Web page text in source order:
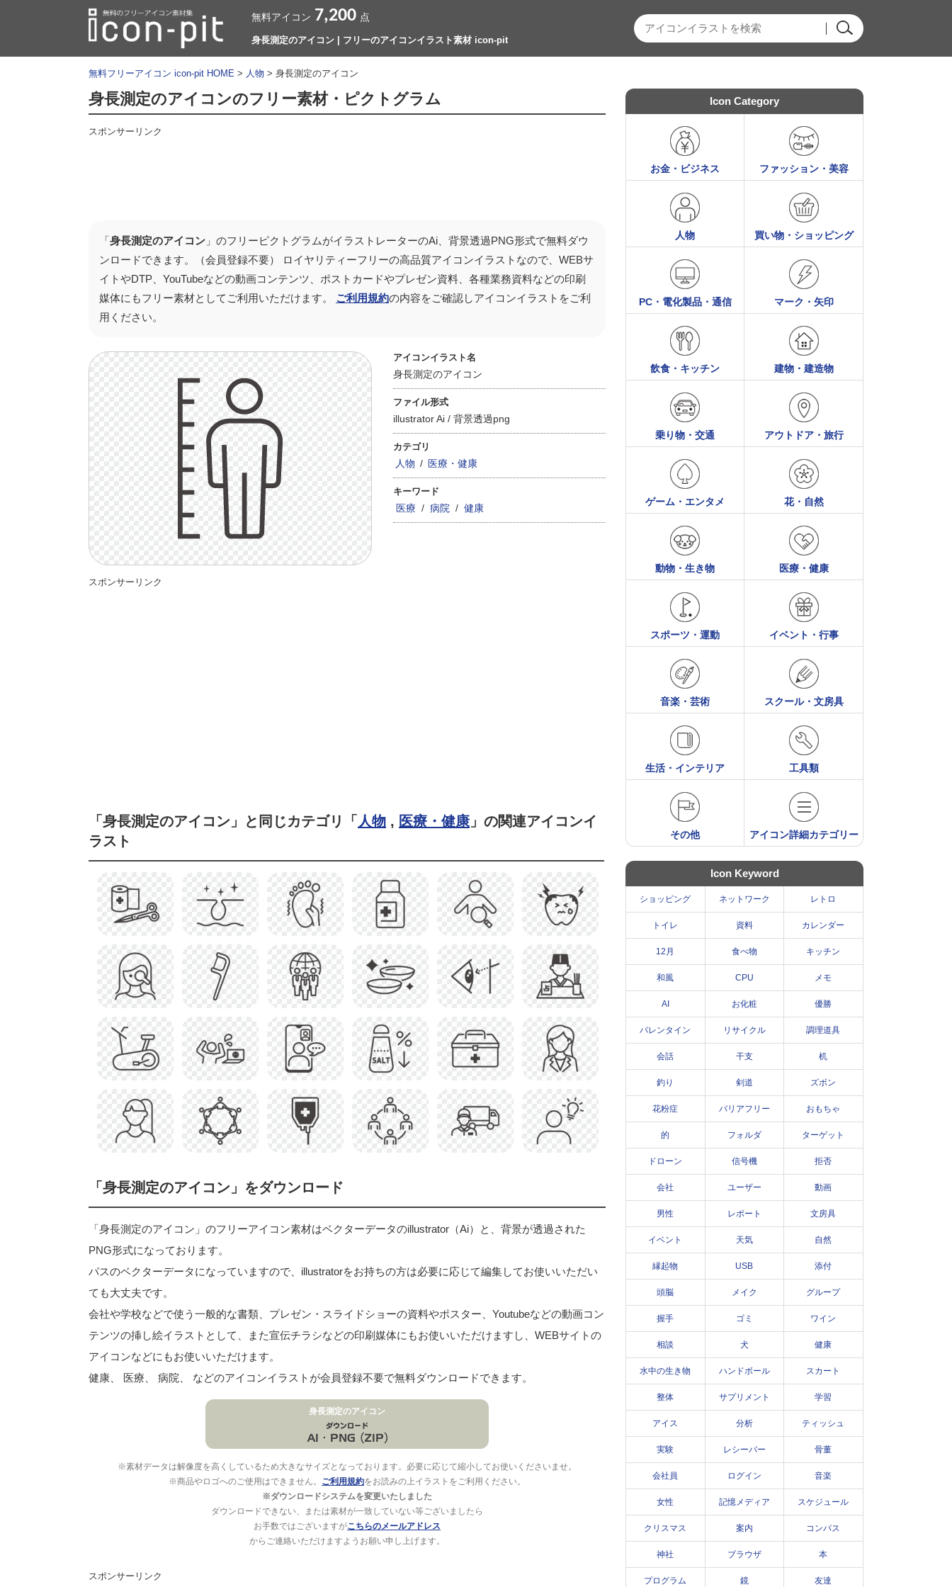
無料アイコン 7,200 点
身長測定のアイコン | フリーのアイコンイラスト素材 icon-pit
無料フリーアイコン icon-pit HOME > 人物 > 身長測定のアイコン
身長測定のアイコンのフリー素材・ピクトグラム
スポンサーリンク
「身長測定のアイコン 」のフリーピクトグラムがイラストレーターのAi、背景透過PNG形式で無料ダウ
ンロードできます。（会員登録不要） ロイヤリティーフリーの高品質アイコンイラストなので、WEBサ
イトやDTP、YouTubeなどの動画コンテンツ、ポストカードやプレゼン資料、各種業務資料などの印刷
媒体にもフリー素材としてご利用いただけます。 ご利用規約の内容をご確認しアイコンイラストをご利
用ください。
アイコンイラスト名
身長測定のアイコン
ファイル形式
illustrator Ai / 背景透過png
カテゴリ
人物 / 医療・健康
キーワード
医療 / 病院 / 健康
スポンサーリンク
「身長測定のアイコン」と同じカテゴリ「 人物 , 医療・健康 」の関連アイコンイ
ラスト
「身長測定のアイコン」をダウンロード
「身長測定のアイコン」のフリーアイコン素材はベクターデータのillustrator（Ai）と、背景が透過された
PNG形式になっております。
パスのベクターデータになっていますので、illustratorをお持ちの方は必要に応じて編集してお使いいただい
ても大丈夫です。
会社や学校などで使う一般的な書類、プレゼン・スライドショーの資料やポスター、Youtubeなどの動画コン
テンツの挿し絵イラストとして、また宣伝チラシなどの印刷媒体にもお使いいただけますし、WEBサイトの
アイコンなどにもお使いいただけます。
健康、 医療、 病院、 などのアイコンイラストが会員登録不要で無料ダウンロードできます。
身長測定のアイコン
※素材データは解像度を高くしているため大きなサイズとなっております。必要に応じて縮小してお使いくださいませ。
※商品やロゴへのご使用はできません。 ご利用規約をお読みの上イラストをご利用ください。
※ダウンロードシステムを変更いたしました
ダウンロードできない、または素材が一致していない等ございましたら
お手数ではございますがこちらのメールアドレス
からご連絡いただけますようお願い申し上げます。
スポンサーリンク
Icon Category
お金・ビジネス ファッション・美容
人物 買い物・ショッピング
PC・電化製品・通信 マーク・矢印
飲食・キッチン 建物・建造物
乗り物・交通 アウトドア・旅行
ゲーム・エンタメ 花・自然
動物・生き物 医療・健康
スポーツ・運動 イベント・行事
音楽・芸術 スクール・文房具
生活・インテリア 工具類
その他 アイコン詳細カテゴリー
Icon Keyword
ショッピング ネットワーク レトロ
トイレ 資料 カレンダー
12月 食べ物 キッチン
和風 CPU メモ
AI お化粧 優勝
バレンタイン リサイクル 調理道具
会話 干支 机
釣り 剣道 ズボン
花粉症 バリアフリー おもちゃ
的 フォルダ ターゲット
ドローン 信号機 拒否
会社 ユーザー 動画
男性 レポート 文房具
イベント 天気 自然
縁起物 USB 添付
頭脳 メイク グループ
握手 ゴミ ワイン
相談 犬 健康
水中の生き物 ハンドボール スカート
整体 サプリメント 学習
アイス 分析 ティッシュ
実験 レシーバー 骨董
会社員 ログイン 音楽
女性 記憶メディア スケジュール
クリスマス 案内 コンパス
神社 ブラウザ 本
プログラム 鏡 友達